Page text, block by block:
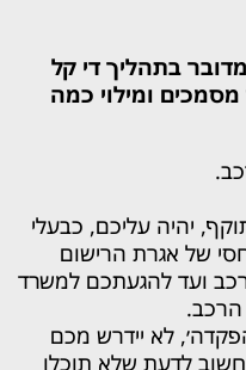
בתהליך די קל
ומילוי כמה
יהיה עליכם, כבעלי
של אגרת הרישום
ועד להגעתכם למשרד
הרכב.
לא יידרש מכם
לדעת שלא תוכלו